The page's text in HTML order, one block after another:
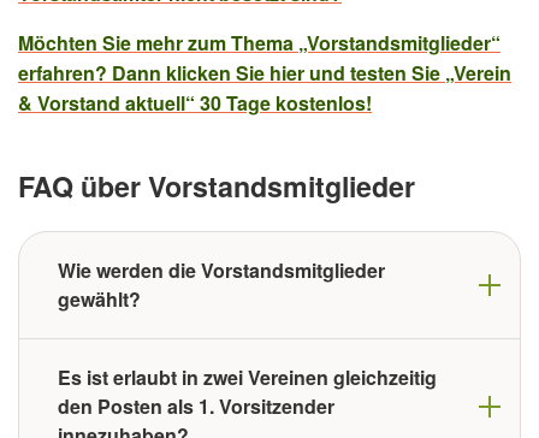
Möchten Sie mehr zum Thema „Vorstandsmitglieder“
erfahren? Dann klicken Sie hier und testen Sie „Verein
& Vorstand aktuell“ 30 Tage kostenlos!
FAQ über Vorstandsmitglieder
Wie werden die Vorstandsmitglieder
gewählt?
Es ist erlaubt in zwei Vereinen gleichzeitig
den Posten als 1. Vorsitzender